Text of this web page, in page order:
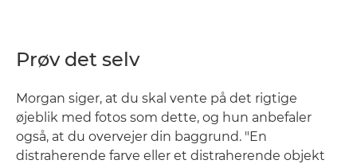
Prøv det selv
Morgan siger, at du skal vente på det rigtige
øjeblik med fotos som dette, og hun anbefaler
også, at du overvejer din baggrund. "En
distraherende farve eller et distraherende objekt